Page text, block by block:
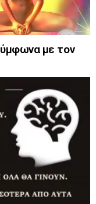
με τον